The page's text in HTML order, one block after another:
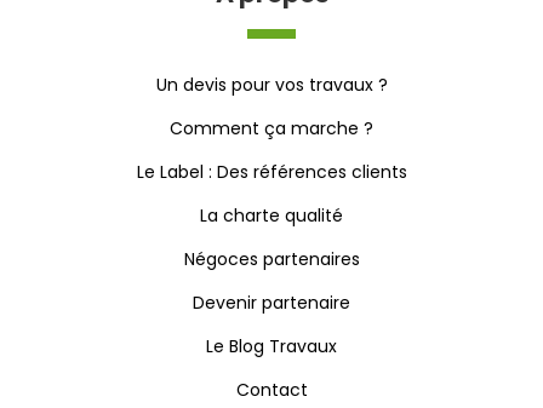
Un devis pour vos travaux ?
Comment ça marche ?
Le Label : Des références clients
La charte qualité
Négoces partenaires
Devenir partenaire
Le Blog Travaux
Contact